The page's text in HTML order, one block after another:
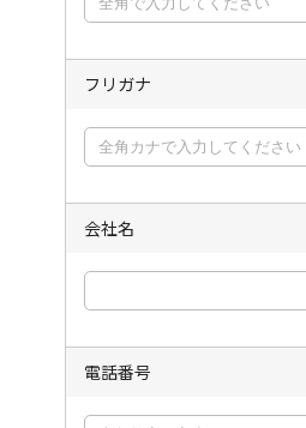
フリガナ
会社名
電話番号